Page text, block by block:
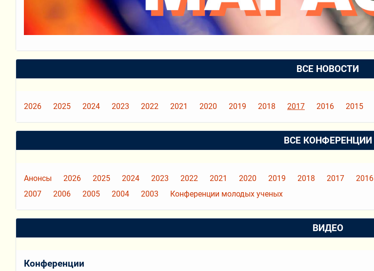
ВСЕ НОВОСТИ
2026 2025 2024 2023 2022 2021 2020 2019 2018 2017 2016 2015
ВСЕ КОНФЕРЕНЦИИ
Анонсы 2026 2025 2024 2023 2022 2021 2020 2019 2018 2017 2016
2007
2006 2005 2004 2003 Конференции молодых ученых
ВИДЕО
Конференции